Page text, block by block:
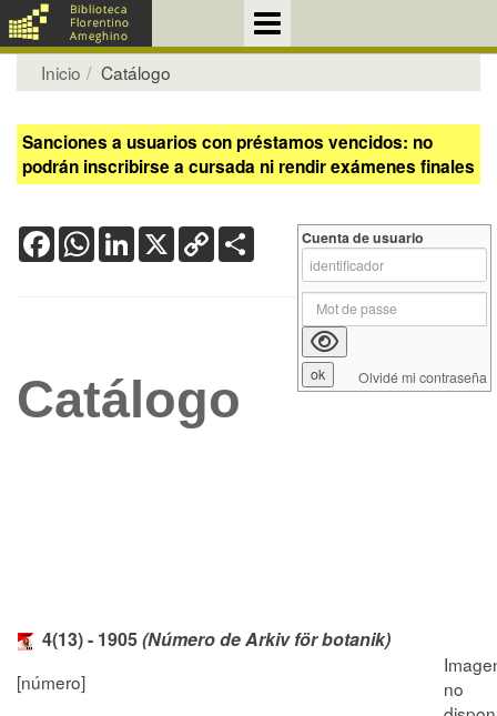
Inicio Catálogo
Sanciones a usuarios con préstamos vencidos: no
podrán inscribirse a cursada ni rendir exámenes finales
FacebookWhatsApp
LinkedIn
X Copy
Link
Catálogo
4(13) - 1905(Número de Arkiv för botanik)
[número]
Cuenta de usuario
Olvidé mi contraseña